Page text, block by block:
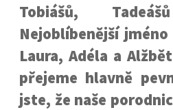
Tobiášů,
Nejoblíbenější
Laura, Adéla a
přejeme hlavně
jste, že naše